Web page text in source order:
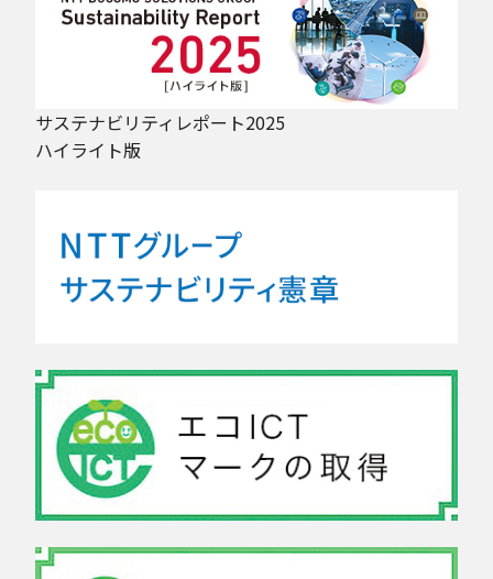
サステナビリティレポート2025
ハイライト版